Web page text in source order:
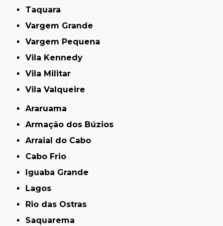
Taquara
Vargem Grande
Vargem Pequena
Vila Kennedy
Vila Militar
Vila Valqueire
Araruama
Armação dos Búzios
Arraial do Cabo
Cabo Frio
Iguaba Grande
Lagos
Rio das Ostras
Saquarema